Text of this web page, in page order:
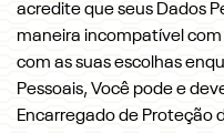
acredite que seus Dados
maneira incompatível
com as suas escolhas
Pessoais, Você pode e
Encarregado de Proteção